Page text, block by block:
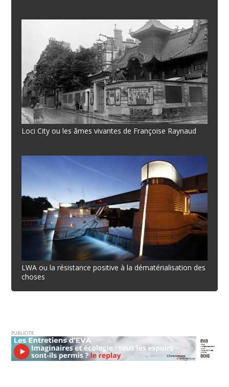
Loci City ou les âmes vivantes de Françoise Raynaud
LWA ou la résistance positive à la dématérialisation des
choses
PUBLICITE